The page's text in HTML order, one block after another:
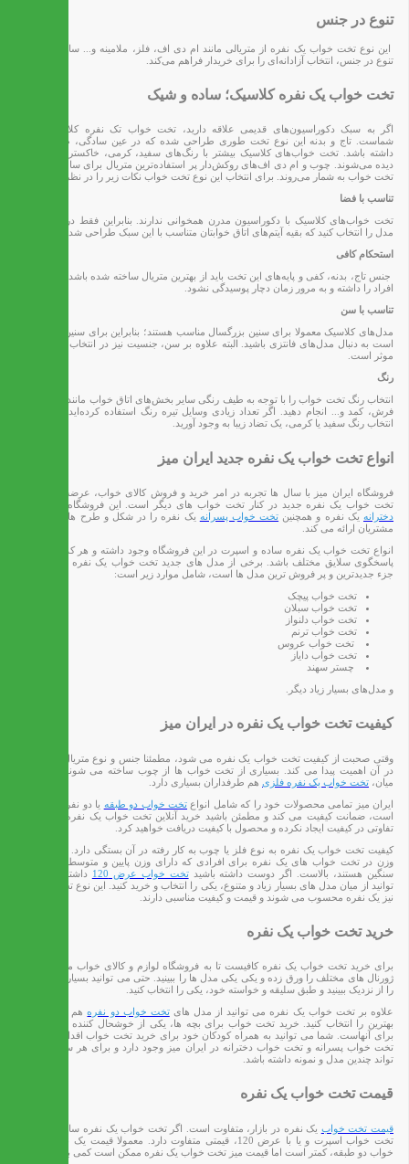
تنوع در جنس
این نوع تخت خواب یک نفره از متریالی مانند ام دی اف، فلز، ملامینه و... ساخته می‌شود.
تنوع در جنس، انتخاب آزادانه‌ای را برای خریدار فراهم می‌کند.
تخت خواب یک نفره کلاسیک؛ ساده و شیک
اگر به سبک دکوراسیون‌های قدیمی علاقه دارید، تخت خواب تک نفره کلاسیک مختص
شماست. تاج و بدنه این نوع تخت طوری طراحی شده که در عین سادگی، ظاهری شیک
داشته باشد. تخت‌ خواب‌های کلاسیک بیشتر با رنگ‌های سفید، کرمی، خاکستری و قهوه‌ای
دیده می‌شوند. چوب و ام دی اف‌های روکش‌دار پر استفاده‌ترین متریال برای ساخت این مدل
تخت خواب به شمار می‌روند. برای انتخاب این نوع تخت خواب نکات زیر را در نظر بگیرید.
تناسب با فضا
تخت خواب‌های کلاسیک با دکوراسیون مدرن همخوانی ندارند. بنابراین فقط در صورتی این
مدل را انتخاب کنید که بقیه آیتم‌های اتاق خوابتان متناسب با این سبک طراحی شده باشد.
استحکام کافی
جنس تاج، بدنه، کفی و پایه‌های این تخت باید از بهترین متریال ساخته شده باشد تا تحمل وزن
افراد را داشته و به مرور زمان دچار پوسیدگی نشود.
تناسب با سن
مدل‌های کلاسیک معمولا برای سنین بزرگسال مناسب هستند؛ بنابراین برای سنین پایین‌تر بهتر
است به دنبال مدل‌های فانتزی باشید. البته علاوه بر سن، جنسیت نیز در انتخاب مدل این کالا
موثر است.
رنگ
انتخاب رنگ تخت خواب را با توجه به طیف رنگی سایر بخش‌های اتاق خواب مانند دیوار، پرده،
فرش، کمد و... انجام دهید. اگر تعداد زیادی وسایل تیره رنگ استفاده کرده‌اید، می‌توانید با
انتخاب رنگ سفید یا کرمی، یک تضاد زیبا به وجود آورید.
انواع تخت خواب یک نفره جدید ایران میز
فروشگاه ایران میز با سال ها تجربه در امر خرید و فروش کالای خواب، عرضه کننده انواع
تخت خواب یک نفره جدید در کنار تخت خواب های دیگر است. این فروشگاه
دخترانهیک نفره و همچنین تخت خواب پسرانه یک نفره را در شکل و طرح های مختلف به
مشتریان ارائه می کند.
انواع تخت خواب یک نفره ساده و اسپرت در این فروشگاه وجود داشته و هر کدام می تواند
پاسخگوی سلایق مختلف باشد. برخی از مدل های جدید تخت خواب یک نفره ایران میز که
جزء جدیدترین و پر فروش ترین مدل ها است، شامل موارد زیر است:
تخت خواب پیچک
تخت خواب سبلان
تخت خواب دلنواز
تخت خواب ترنم
تخت خواب عروس
تخت خواب دایاز
چستر سهند
و مدل‌های بسیار زیاد دیگر.
کیفیت تخت خواب یک نفره در ایران میز
وقتی صحبت از کیفیت تخت خواب یک نفره می شود، مطمئنا جنس و نوع متریال به کار رفته
در آن اهمیت پیدا می کند. بسیاری از تخت خواب ها از چوب ساخته می شوند. اما در این
میان، تخت خواب یک نفره فلزی هم طرفداران بسیاری دارد.
ایران میز تمامی محصولات خود را که شامل انواع تخت خواب دو طبقه یا دو نفره و تک نفره
است، ضمانت کیفیت می کند و مطمئن باشید خرید آنلاین تخت خواب یک نفره یا حضوری،
تفاوتی در کیفیت ایجاد نکرده و محصول با کیفیت دریافت خواهید کرد.
کیفیت تخت خواب یک نفره به نوع فلز یا چوب به کار رفته در آن بستگی دارد. معمولا تحمل
وزن در تخت خواب های یک نفره برای افرادی که دارای وزن پایین و متوسط و تا حدودی
سنگین هستند، بالاست. اگر دوست داشته باشیدتخت خواب عرض 120
داشته باشید، می
توانید از میان مدل های بسیار زیاد و متنوع، یکی را انتخاب و خرید کنید. این نوع تخت خواب ها
نیز یک نفره محسوب می شوند و قیمت و کیفیت مناسبی دارند.
خرید تخت خواب یک نفره
برای خرید تخت خواب یک نفره کافیست تا به فروشگاه لوازم و کالای خواب مراجعه کنید و
ژورنال های مختلف را ورق زده و یکی یکی مدل ها را ببینید. حتی می توانید بسیاری از مدل ها
را از نزدیک ببینید و طبق سلیقه و خواسته خود، یکی را انتخاب کنید.
علاوه بر تخت خواب یک نفره می توانید از مدل هایتخت خواب دو نفرههم دیدن کرده و
بهترین را انتخاب کنید. خرید تخت خواب برای بچه ها، یکی از خوشحال کننده ترین اتفاقات
برای آنهاست. شما می توانید به همراه کودکان خود برای خرید تخت خواب اقدام کنید. انواع
تخت خواب پسرانه و تخت خواب دخترانه در ایران میز وجود دارد و برای هر سلیقه ای می
تواند چندین مدل و نمونه داشته باشد.
قیمت تخت خواب یک نفره
قیمت تخت خواب یک نفره در بازار، متفاوت است. اگر تخت خواب یک نفره ساده بخواهید یا
تخت خواب اسپرت و یا با عرض 120، قیمتی متفاوت دارد. معمولا قیمت یک نفره از تخت
خواب دو طبقه، کمتر است اما قیمت میز تخت خواب یک نفره ممکن است کمی بیشتر باشد.